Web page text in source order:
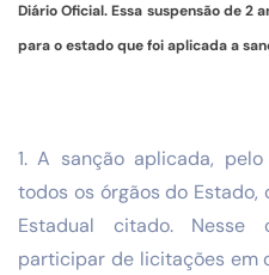
Diário Oficial. Essa suspensão de 2
para o estado que foi aplicada a
1. A sanção aplicada,
todos os órgãos do
Estadual citado. Nesse
participar de licitações em